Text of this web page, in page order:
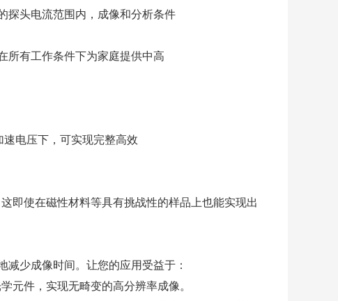
探头电流范围内，成像和分析条件
所有工作条件下为家庭提供中高
电压下，可实现完整高效
即使在磁性材料等具有挑战性的样品上也能实现出
少成像时间。让您的应用受益于：
元件，实现无畸变的高分辨率成像。